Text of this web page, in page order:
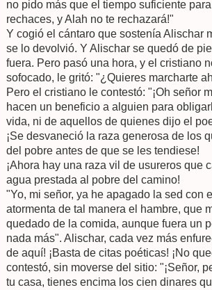
no pido más que el tiempo suficiente
rechaces, y Alah no te rechazará!"
Y cogió el cántaro que sostenía Alischar
se lo devolvió. Y Alischar se quedó de
fuera. Pero pasó una hora, y el cristiano
sofocado, le gritó: "¿Quieres marcharte
Pero el cristiano le contestó: "¡Oh señor
hacen un beneficio a alguien para
vida, ni de aquellos de quienes dijo el
¡Se desvaneció la raza generosa de los
del pobre antes de que se les tendiese!
¡Ahora hay una raza vil de usureros que
agua prestada al pobre del camino!
"Yo, mi señor, ya he apagado la sed con
atormenta de tal manera el hambre, que
quedado de la comida, aunque fuera un
nada más". Alischar, cada vez más
de aquí! ¡Basta de citas poéticas! ¡No
contestó, sin moverse del sitio: "¡Señor,
tu casa, tienes encima los cien dinares